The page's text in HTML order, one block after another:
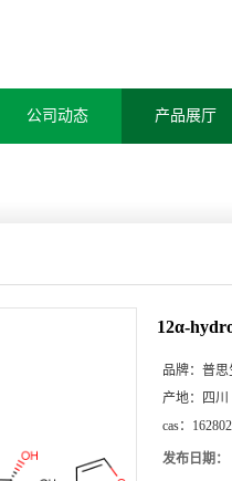
公司动态 产品展厅
12α-
品牌： 普思
产地：
四川
cas：
发布日期：